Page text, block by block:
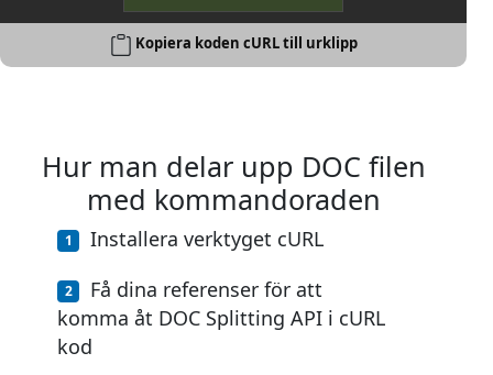
Kopiera koden cURL till urklipp
Hur man delar upp DOC filen
med kommandoraden
Installera verktyget cURL
Få dina referenser för att
komma åt DOC Splitting API i cURL
kod